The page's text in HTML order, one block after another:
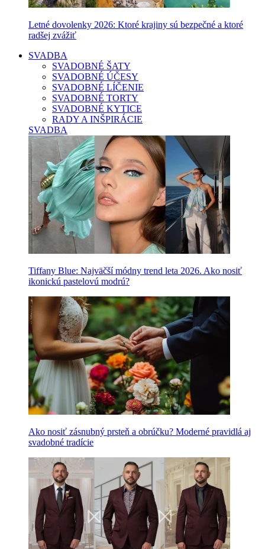
Letné dovolenky 2026: Ktoré krajiny sú bezpečné a ktoré
radšej zvážiť
SVADBA
SVADOBNÉ ŠATY
SVADOBNÉ ÚČESY
SVADOBNÉ LÍČENIE
SVADOBNÉ TORTY
SVADOBNÉ KYTICE
RADY A INŠPIRÁCIE
SVADBA
Tiffany Blue: Najväčší módny trend leta 2026. Ako nosiť
ikonickú pastelovú modrú?
Ako nosiť zásnubný prsteň a obrúčku? Moderné pravidlá aj
svadobné tradície